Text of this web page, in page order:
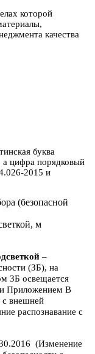
которой
качества
буква
а цифра порядковый
2015 и
(безопасной
м
–
(ЗБ), на
ЗБ освещается
Приложением В
с внешней
распознавание с
(Изменение